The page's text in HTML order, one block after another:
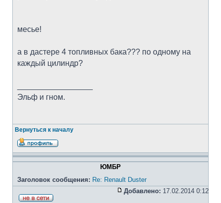
месье!
а в дастере 4 топливных бака??? по одному на
каждый цилиндр?
Эльф и гном.
Вернуться к началу
ЮМБР
Заголовок сообщения: Re: Renault Duster
Добавлено: 17.02.2014 0:12